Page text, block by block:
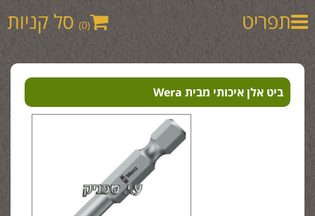
תפריט (0) סל קניות
ביט אלן איכותי מבית Wera